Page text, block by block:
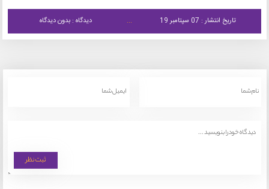
تاریخ انتشار : 07 سپتامبر 19 دیدگاه : بدون دیدگاه